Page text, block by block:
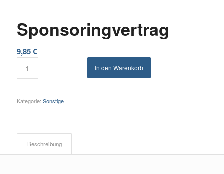
Sponsoringvertrag
9,85€
In den Warenkorb
Kategorie: Sonstige
Beschreibung